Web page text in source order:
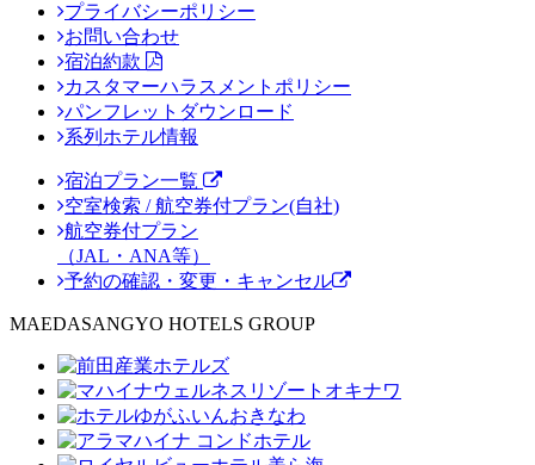
プライバシーポリシー
お問い合わせ
宿泊約款
カスタマーハラスメントポリシー
パンフレットダウンロード
系列ホテル情報
宿泊プラン一覧
空室検索 / 航空券付プラン(自社)
航空券付プラン
（JAL・ANA等）
予約の確認・変更・キャンセル
MAEDASANGYO HOTELS GROUP